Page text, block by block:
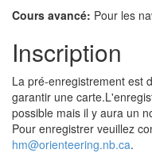
Cours avancé: Pour les
Inscription
La pré-enregistrement est
garantir une
possible mais il y aura un
Pour enregistrer veuillez
hm@orienteering.nb.ca.